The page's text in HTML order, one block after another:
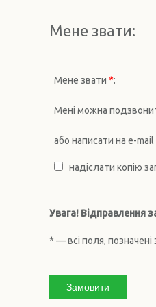
Мене звати:
Мене звати *:
Мені можна
або написати на е-mail
надіслати копію
Увага! Відправлення
* — всі поля, позначені